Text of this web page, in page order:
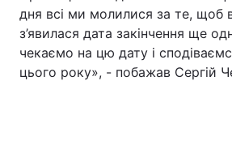
дня всі ми молилися за те, щоб в
з’явилася дата закінчення ще
чекаємо на цю дату і
цього року», - побажав Сергій